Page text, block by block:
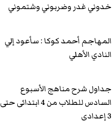
خدوني غدر وضربوني وشتموني
المهاجم أحمد كوكا : سأعود إلي
النادي الأهلي
جداول شرح مناهج الأسبوع
السادس للطلاب من 4 ابتدائى حتى
3 إعدادى